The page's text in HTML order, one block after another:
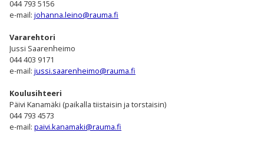
044 793 5156
e-mail: johanna.leino@rauma.fi
Vararehtori
Jussi Saarenheimo
044 403 9171
e-mail: jussi.saarenheimo@rauma.fi
Koulusihteeri
Päivi Kanamäki (paikalla tiistaisin ja torstaisin)
044 793 4573
e-mail: paivi.kanamaki@rauma.fi